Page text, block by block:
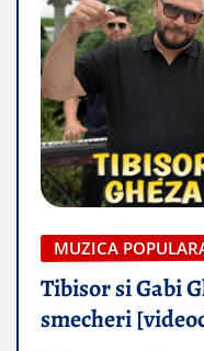
MUZICA
Tibisor si Gabi
smecheri